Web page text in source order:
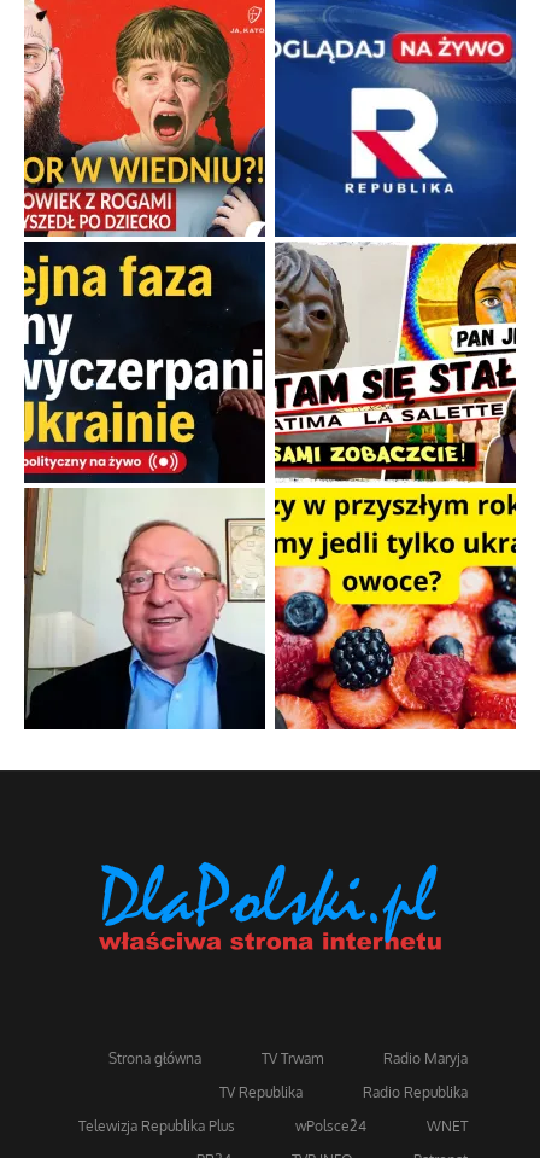
Strona główna TV Trwam
Radio Maryja
TV Republika
Radio Republika
Telewizja Republika Plus
wPolsce24
WNET